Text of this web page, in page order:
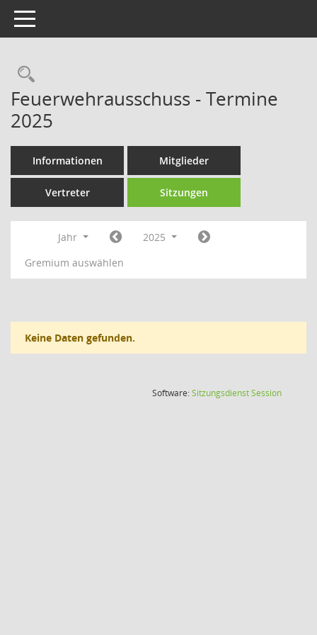
Toggle navigation
Rechercheauswahl
Feuerwehrausschuss - Termine
2025
Informationen Mitglieder
Vertreter Sitzungen
Jahr
2025
Gremium auswählen
Keine Daten gefunden.
Software:SitzungsdienstSession(Wird in